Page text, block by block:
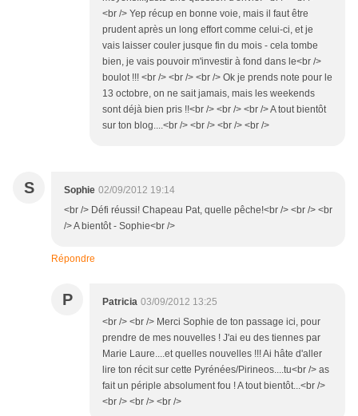
<br /> Yep récup en bonne voie, mais il faut être
prudent après un long effort comme celui-ci, et je
vais laisser couler jusque fin du mois - cela tombe
bien, je vais pouvoir m'investir à fond dans le<br />
boulot !!! <br /> <br /> <br /> Ok je prends note pour le
13 octobre, on ne sait jamais, mais les weekends
sont déjà bien pris !!<br /> <br /> <br /> A tout bientôt
sur ton blog....<br /> <br /> <br /> <br />
S Sophie 02/09/2012 19:14
<br /> Défi réussi! Chapeau Pat, quelle pêche!<br /> <br /> <br
/> A bientôt - Sophie<br />
Répondre
P Patricia 03/09/2012 13:25
<br /> <br /> Merci Sophie de ton passage ici, pour
prendre de mes nouvelles ! J'ai eu des tiennes par
Marie Laure....et quelles nouvelles !!! Ai hâte d'aller
lire ton récit sur cette Pyrénées/Pirineos....tu<br /> as
fait un périple absolument fou ! A tout bientôt...<br />
<br /> <br /> <br />